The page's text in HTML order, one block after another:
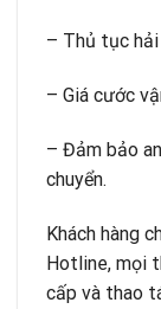
– Thủ tục hải
– Giá cước
– Đảm bảo
chuyển.
Khách hàng
Hotline, mọi
cấp và thao